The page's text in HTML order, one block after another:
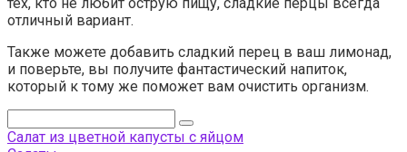
отличный вариант.
Также можете добавить сладкий перец в ваш лимонад,
и поверьте, вы получите фантастический напиток,
который к тому же поможет вам очистить организм.
Салат из цветной капусты с яйцом